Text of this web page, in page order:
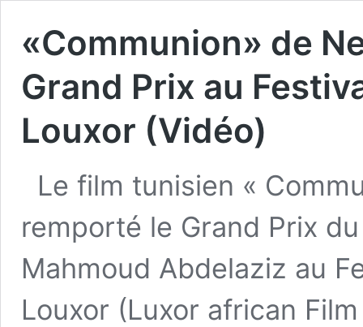
«Communion» de
Grand Prix au
Louxor (Vidéo)
Le film tunisien «
remporté le Grand Prix
Mahmoud Abdelaziz au
Louxor (Luxor african